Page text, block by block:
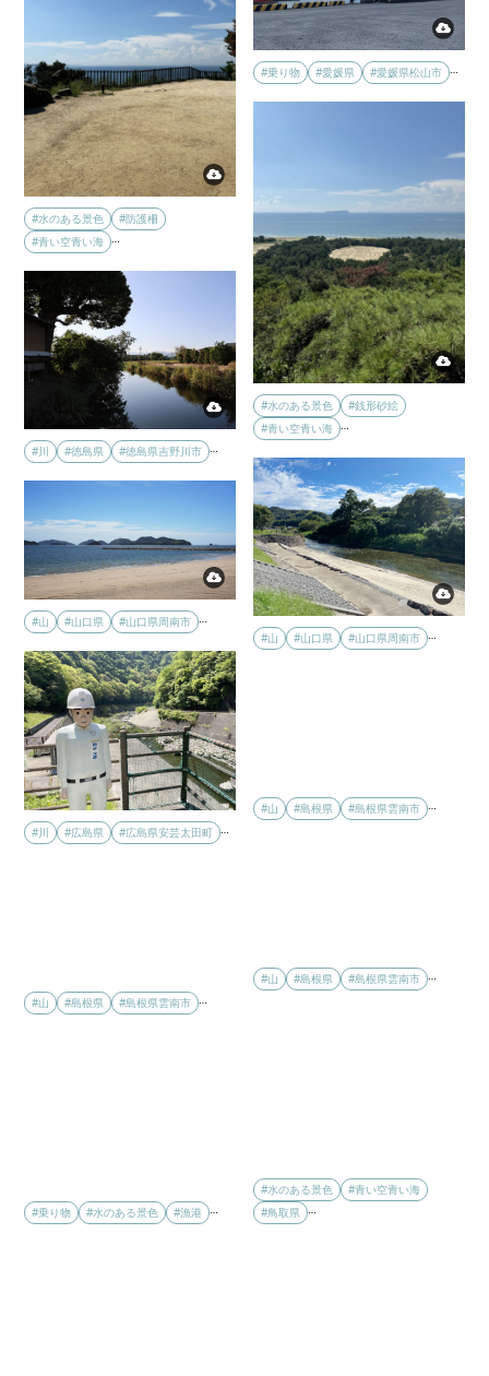
#乗り物 #愛媛県 #愛媛県松山市
#水のある景色
#防護柵
#青い空青い海 …
#水のある景色
#銭形砂絵
#青い空青い海
#川
#徳島県 #徳島県吉野川市 …
#山 #山口県 #山口県周南市 …
#山 #山口県 #山口県周南市 …
#川 #広島県 #広島県安芸太田町
#山 #島根県 #島根県雲南市 …
#山 #島根県 #島根県雲南市 …
#山
#島根県 #島根県雲南市
#水のある景色
#青い空青い海
#鳥取県
#乗り物 #水のある景色 #漁港 …